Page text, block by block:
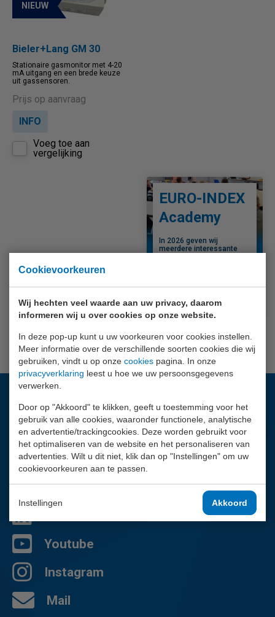
Cookievoorkeuren
Wij hechten veel waarde aan uw privacy, daarom
informeren wij u over cookies op onze website.
In deze pop-up kunt u uw voorkeuren voor cookies instellen.
Meer informatie over de verschillende soorten cookies die wij
gebruiken, vindt u op onze cookies pagina. In onze
privacyverklaring leest u hoe we uw persoonsgegevens
verwerken.
Door op "Akkoord" te klikken, geeft u toestemming voor het
gebruik van alle cookies, waaronder functionele, analytische
en advertentie/trackingcookies. Deze worden gebruikt voor
het optimaliseren van de website en het personaliseren van
advertenties. Wilt u dit niet, klik dan op "Instellingen" om uw
cookievoorkeuren aan te passen.
Instellingen Akkoord
NIEUW
Bieler+Lang GM 30
Stationaire gasmonitor met 4-20
mA uitgang en een brede keuze
uit gassensoren.
Prijs op aanvraag
INFO
Voeg toe aan
vergelijking
EURO-INDEX
Academy
In 2026 geven wij
meerdere interessante
Meer info
VORIGE
1 2 3
Vragen?
Wij helpen je graag.
010 - 2 888 000
Contactpagina
Facebook
Youtube
Instagram
Mail